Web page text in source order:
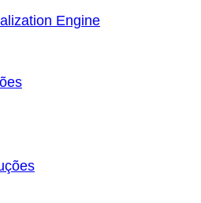
Engine